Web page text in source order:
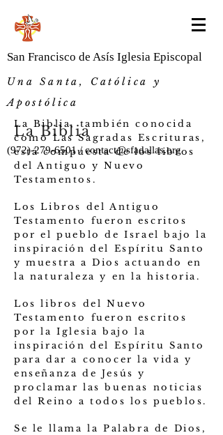
San Francisco de Asís Iglesia Episcopal
UnaSanta, Católica y
Apostólica
(972)-279-6501/contact@sfadallas.org
La Biblia
La Biblia, también conocida
como Las Sagradas Escrituras,
está compuesta de los libros
del Antiguo y Nuevo
Testamentos.
Los Libros del Antiguo
Testamento fueron escritos
por el pueblo de Israel bajo la
inspiración del Espíritu Santo
y muestra a Dios actuando en
la naturaleza y en la historia.
Los libros del Nuevo
Testamento fueron escritos
por la Iglesia bajo la
inspiración del Espíritu Santo
para dar a conocer la vida y
enseñanza de Jesús y
proclamar las buenas noticias
del Reino a todos los pueblos.
Se le llama la Palabra de Dios,